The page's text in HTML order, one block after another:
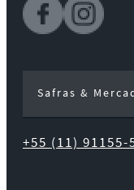
Safras &
+55 (11) 91155-